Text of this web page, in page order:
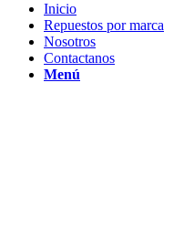
Inicio
Repuestos por marca
Nosotros
Contactanos
Menú